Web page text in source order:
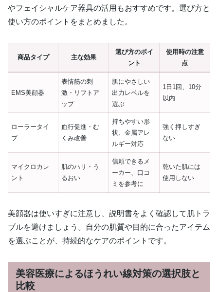
やフェイシャルケア器具の活用もおすすめです。選び方と
使い方のポイントをまとめました。
商品タイプ 主な効果
選び方のポイ
ント
使用時の注意
点
EMS美顔器
表情筋の刺
激・リフトア
ップ
肌にやさしい
出力レベルを
選ぶ
1日1回、10分
以内
ローラータイ
プ
血行促進・む
くみ改善
持ちやすい形
状、金属アレ
ルギー対応
強く押しすぎ
ない
マイクロカレ
ント
肌のハリ・う
るおい
信頼できるメ
ーカー、口コ
ミを参考に
乾いた肌には
使用しない
美顔器は使いすぎに注意し、説明書をよく確認して肌トラ
ブルを避けましょう。自分の肌質や目的に合ったアイテム
を選ぶことが、持続的なケアのポイントです。
美容医療によるほうれい線対策の選択肢と
比較